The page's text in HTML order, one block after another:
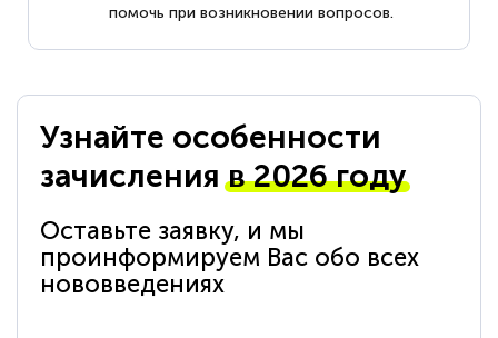
помочь при возникновении вопросов.
Узнайте особенности
зачисленияв 2026 году
Оставьте заявку, и мы
проинформируем Вас обо всех
нововведениях